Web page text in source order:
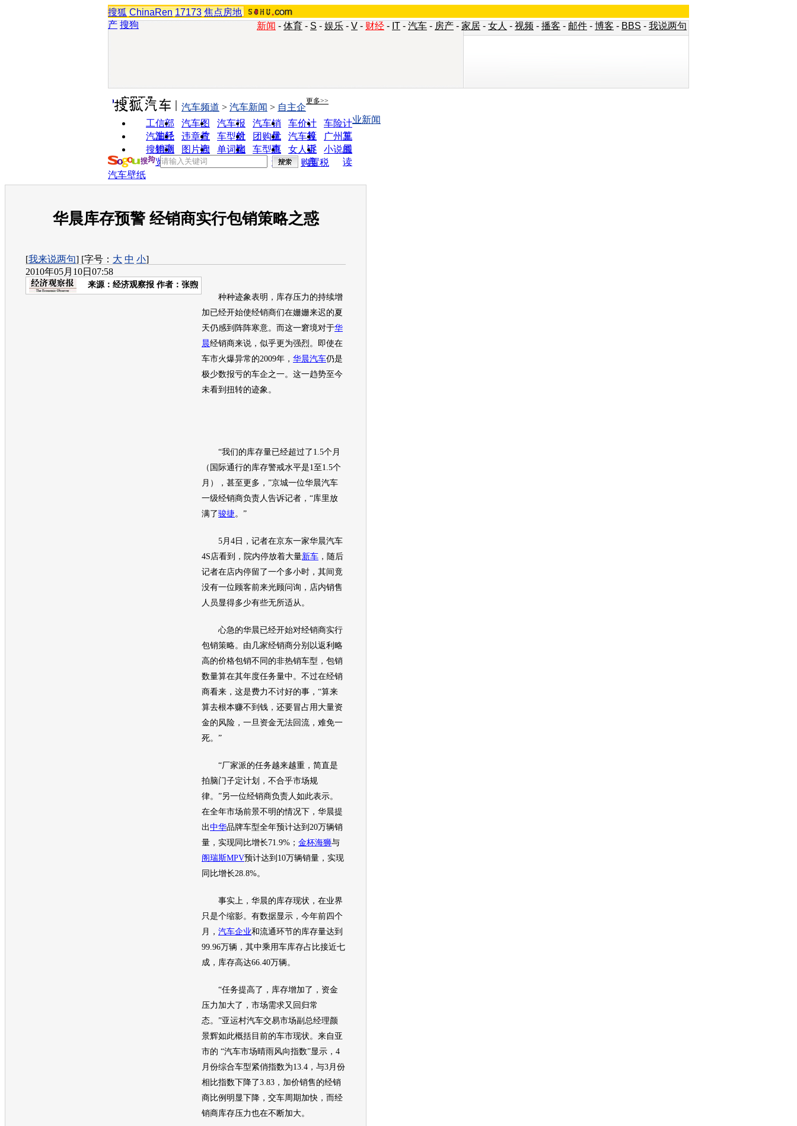
搜狐 ChinaRen 17173 焦点房地
产 搜狗 新闻 - 体育 - S - 娱乐 - V - 财经 - IT - 汽车 - 房产 - 家居 - 女人 - 视频 - 播客 - 邮件 - 博客 - BBS - 我说两句
实用工具 更多>>
工信部
油耗
汽车图
片
汽车报
价
汽车销
量
车价计
算
车险计
算
汽车经
销商
违章查
询
车型对
比
团购优
惠
汽车投
诉
广州车
展
搜狗浏
览器
图片欣
赏
单词翻
车型查
询
女人宝
典
小说阅
读
汽车频道 > 汽车新闻 > 自主企
业新闻
购置税
汽车壁纸
华晨库存预警 经销商实行包销策略之惑
[我来说两句] [字号： 大 中 小]
2010年05月10日07:58
来源： 经济观察报 作者：张煦
种种迹象表明，库存压力的持续增
加已经开始使经销商们在姗姗来迟的夏
天仍感到阵阵寒意。而这一窘境对于华
晨经销商来说，似乎更为强烈。即使在
车市火爆异常的2009年， 华晨汽车仍是
极少数报亏的车企之一。这一趋势至今
未看到扭转的迹象。
“我们的库存量已经超过了1.5个月
（国际通行的库存警戒水平是1至1.5个
月），甚至更多，”京城一位华晨汽车
一级经销商负责人告诉记者，“库里放
满了骏捷。”
5月4日，记者在京东一家华晨汽车
4S店看到，院内停放着大量新车 ，随后
记者在店内停留了一个多小时，其间竟
没有一位顾客前来光顾问询，店内销售
人员显得多少有些无所适从。
心急的华晨已经开始对经销商实行
包销策略。由几家经销商分别以返利略
高的价格包销不同的非热销车型，包销
数量算在其年度任务量中。不过在经销
商看来，这是费力不讨好的事，“算来
算去根本赚不到钱，还要冒占用大量资
金的风险，一旦资金无法回流，难免一
死。”
“厂家派的任务越来越重，简直是
拍脑门子定计划，不合乎市场规
律。”另一位经销商负责人如此表示。
在全年市场前景不明的情况下， 华晨提
出中华品牌车型全年预计达到20万辆销
量，实现同比增长71.9%； 金杯海狮与
阁瑞斯MPV预计达到10万辆销量，实现
同比增长28.8%。
事实上， 华晨的库存现状，在业界
只是个缩影。有数据显示，今年前四个
月， 汽车企业和流通环节的库存量达到
99.96万辆，其中乘用车库存占比接近七
成，库存高达66.40万辆。
“任务提高了，库存增加了，资金
压力加大了，市场需求又回归常
态。”亚运村汽车交易市场副总经理颜
景辉如此概括目前的车市现状。来自亚
市的 “汽车市场晴雨风向指数”显示，4
月份综合车型紧俏指数为13.4，与3月份
相比指数下降了3.83，加价销售的经销
商比例明显下降，交车周期加快，而经
销商库存压力也在不断加大。